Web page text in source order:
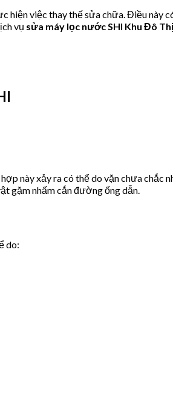
việc thay thế sửa chữa. Điều này
vụ sửa máy lọc nước SHI Khu Đô
này xảy ra có thể do vặn chưa chắc
gặm nhấm cắn đường ống dẫn.
do: